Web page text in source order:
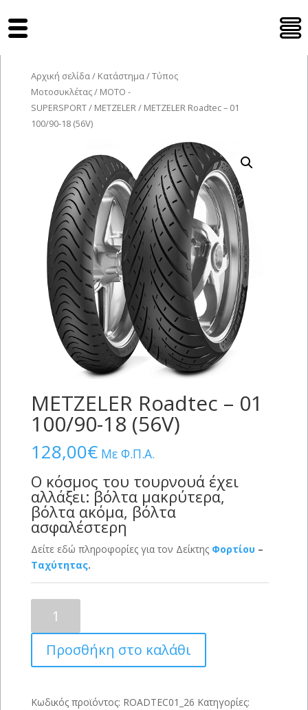
Αρχική σελίδα/ Κατάστημα/Τύπος
Μοτοσυκλέτας/ MOTO -
SUPERSPORT/ METZELER/ METZELER Roadtec – 01
100/90-18 (56V)
METZELER Roadtec – 01
100/90-18 (56V)
128,00€ Με Φ.Π.Α.
Ο κόσμος του τουρνουά έχει
αλλάξει: βόλτα μακρύτερα,
βόλτα ακόμα, βόλτα
ασφαλέστερη
Δείτε εδώ πληροφορίες για τον Δείκτης Φορτίου –
Ταχύτητας.
Roadtec
-
100/90-
(56V)
Προσθήκη στο καλάθι
Κωδικός προϊόντος: ROADTEC01_26 Κατηγορίες: